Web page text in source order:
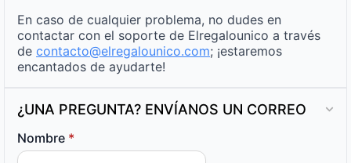
En caso de cualquier problema, no dudes en
contactar con el soporte de Elregalounico a través
de contacto@elregalounico.com; ¡estaremos
encantados de ayudarte!
¿UNA PREGUNTA? ENVÍANOS UN CORREO
Nombre *